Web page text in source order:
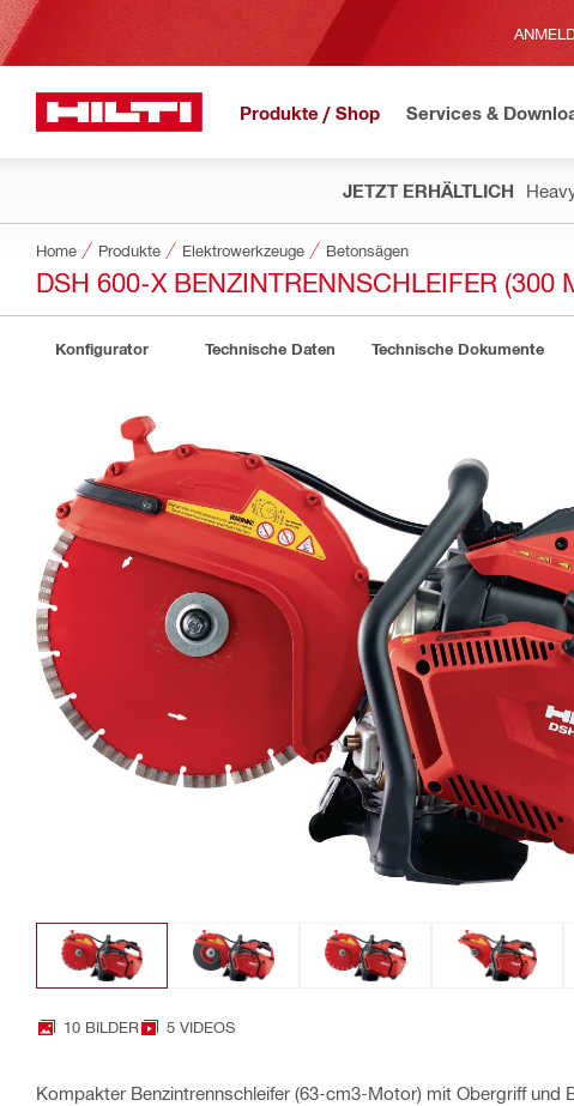
Produkte / Shop Services &
JETZT ERHÄLTLICH
Home Produkte Elektrowerkzeuge Betonsägen
DSH 600-X BENZINTRENNSCHLEIFER (300
Konfigurator Technische Daten Technische Dokumente
10 BILDER 5 VIDEOS
Kompakter Benzintrennschleifer (63-cm3-Motor) mit Obergriff und